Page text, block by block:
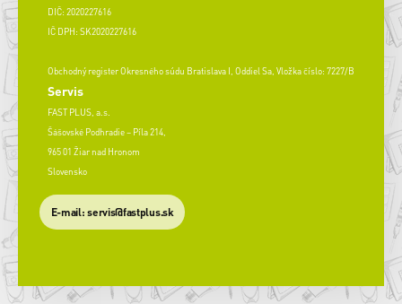
DIČ: 2020227616
IČ DPH: SK2020227616
Obchodný register Okresného súdu Bratislava I, Oddiel Sa, Vložka číslo: 7227/B
Servis
FAST PLUS, a.s.
Šášovské Podhradie – Píla 214,
965 01 Žiar nad Hronom
Slovensko
​E-mail: servis@fastplus.sk